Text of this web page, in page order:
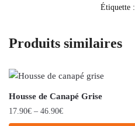
Étiquette :
Produits similaires
Housse de Canapé Grise
17.90€ – 46.90€